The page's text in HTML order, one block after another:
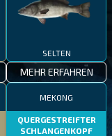
SELTEN
MEHR ERFAHREN
MEKONG
QUERGESTREIFTER
SCHLANGENKOPF